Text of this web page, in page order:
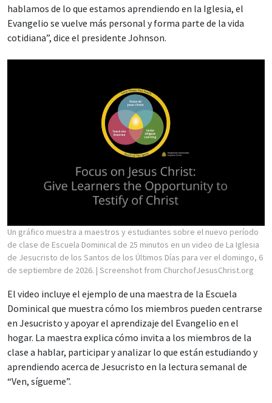
hablamos de lo que estamos aprendiendo en la Iglesia, el
Evangelio se vuelve más personal y forma parte de la vida
cotidiana”, dice el presidente Johnson.
Un gráfico muestra a maestros y estudiantes sobre el nuevo período
de clase de Escuela Dominical de 25 minutos en un video de La Iglesia
de Jesucristo de los Santos de los Últimos Días para ver el domingo, 6
de septiembre de 2026. | Screenshot from ChurchofJesusChrist.org
El video incluye el ejemplo de una maestra de la Escuela
Dominical que muestra cómo los miembros pueden centrarse
en Jesucristo y apoyar el aprendizaje del Evangelio en el
hogar. La maestra explica cómo invita a los miembros de la
clase a hablar, participar y analizar lo que están estudiando y
aprendiendo acerca de Jesucristo en la lectura semanal de
“Ven, sígueme”.